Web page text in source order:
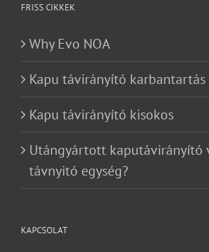
FRISS CIKKEK
Why Evo NOA
Kapu távirányító karbantartás
Kapu távirányító kisokos
Utángyártott kaputávirányító
távnyitó egység?
KAPCSOLAT